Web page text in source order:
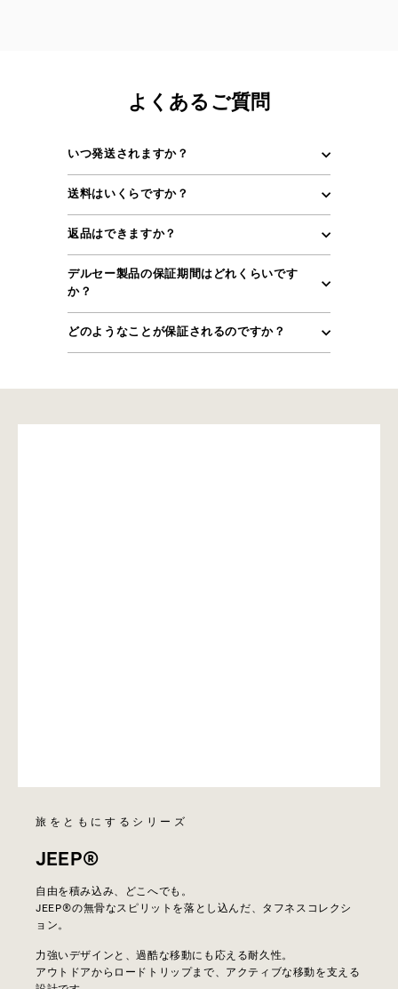
よくあるご質問
いつ発送されますか？
送料はいくらですか？
返品はできますか？
デルセー製品の保証期間はどれくらいです
か？
どのようなことが保証されるのですか？
旅をともにするシリーズ
JEEP®
自由を積み込み、どこへでも。
JEEP®の無骨なスピリットを落とし込んだ、タフネスコレクシ
ョン。
力強いデザインと、過酷な移動にも応える耐久性。
アウトドアからロードトリップまで、アクティブな移動を支える